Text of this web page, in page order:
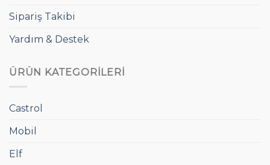
Sipariş Takibi
Yardım & Destek
ÜRÜN KATEGORILERI
Castrol
Mobil
Elf